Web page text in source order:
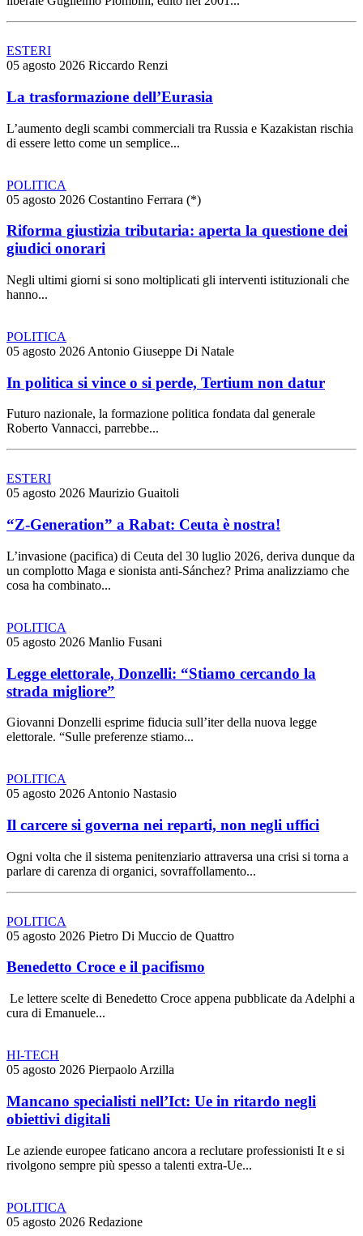
ESTERI
05 agosto 2026 Riccardo Renzi
La trasformazione dell’Eurasia
L’aumento degli scambi commerciali tra Russia e Kazakistan rischia
di essere letto come un semplice...
POLITICA
05 agosto 2026 Costantino Ferrara (*)
Riforma giustizia tributaria: aperta la questione dei
giudici onorari
Negli ultimi giorni si sono moltiplicati gli interventi istituzionali che
hanno...
POLITICA
05 agosto 2026 Antonio Giuseppe Di Natale
In politica si vince o si perde, Tertium non datur
Futuro nazionale, la formazione politica fondata dal generale
Roberto Vannacci, parrebbe...
ESTERI
05 agosto 2026 Maurizio Guaitoli
“Z-Generation” a Rabat: Ceuta è nostra!
L’invasione (pacifica) di Ceuta del 30 luglio 2026, deriva dunque da
un complotto Maga e sionista anti-Sánchez? Prima analizziamo che
cosa ha combinato...
POLITICA
05 agosto 2026 Manlio Fusani
Legge elettorale, Donzelli: “Stiamo cercando la
strada migliore”
Giovanni Donzelli esprime fiducia sull’iter della nuova legge
elettorale. “Sulle preferenze stiamo...
POLITICA
05 agosto 2026 Antonio Nastasio
Il carcere si governa nei reparti, non negli uffici
Ogni volta che il sistema penitenziario attraversa una crisi si torna a
parlare di carenza di organici, sovraffollamento...
POLITICA
05 agosto 2026 Pietro Di Muccio de Quattro
Benedetto Croce e il pacifismo
Le lettere scelte di Benedetto Croce appena pubblicate da Adelphi a
cura di Emanuele...
HI-TECH
05 agosto 2026 Pierpaolo Arzilla
Mancano specialisti nell’Ict: Ue in ritardo negli
obiettivi digitali
Le aziende europee faticano ancora a reclutare professionisti It e si
rivolgono sempre più spesso a talenti extra-Ue...
POLITICA
05 agosto 2026 Redazione